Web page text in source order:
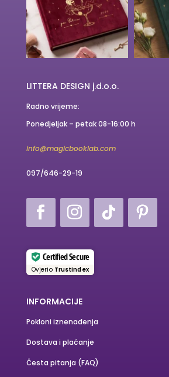
LITTERA DESIGN j.d.o.o.
Radno vrijeme:
Ponedjeljak – petak 08-16:00 h
info@magicbooklab.com
097/646-29-19
Certified Secure
Ovjerio Trustindex
INFORMACIJE
Pokloni iznenađenja
Dostava i plaćanje
Česta pitanja (FAQ)